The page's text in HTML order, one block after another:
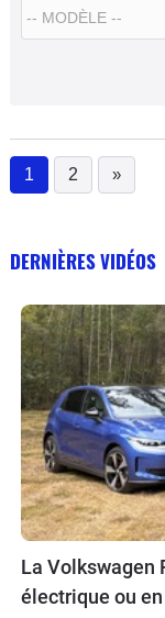
1
(current)
2 »
DERNIÈRES VIDÉOS
La Volkswagen
électrique ou